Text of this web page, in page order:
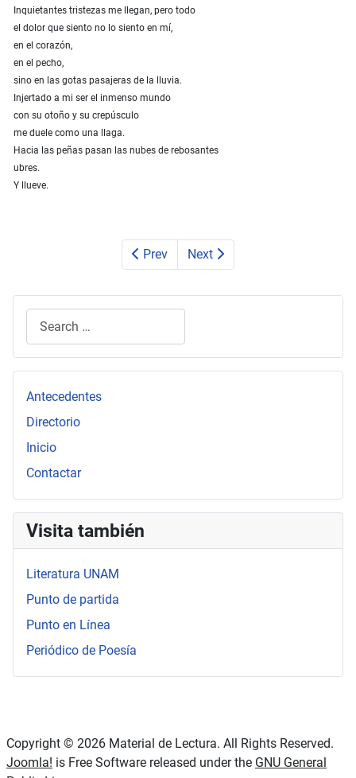
Inquietantes tristezas me llegan, pero todo
el dolor que siento no lo siento en mí,
en el corazón,
en el pecho,
sino en las gotas pasajeras de la lluvia.
Injertado a mi ser el inmenso mundo
con su otoño y su crepúsculo
me duele como una llaga.
Hacia las peñas pasan las nubes de rebosantes
ubres.
Y llueve.
Prev Next
Antecedentes
Directorio
Inicio
Contactar
Visita también
Literatura UNAM
Punto de partida
Punto en Línea
Periódico de Poesía
Copyright © 2026 Material de Lectura. All Rights Reserved.
Joomla! is Free Software released under the GNU General